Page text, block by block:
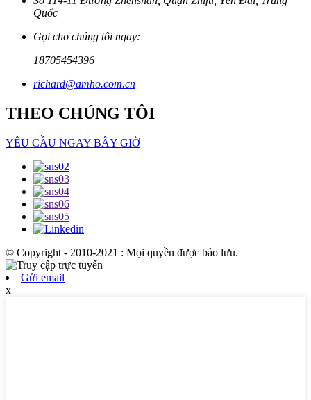
Quốc
Gọi cho chúng tôi ngay:
18705454396
richard@amho.com.cn
THEO CHÚNG TÔI
YÊU CẦU NGAY BÂY GIỜ
© Copyright - 2010-2021 : Mọi quyền được bảo lưu.
Gửi email
x